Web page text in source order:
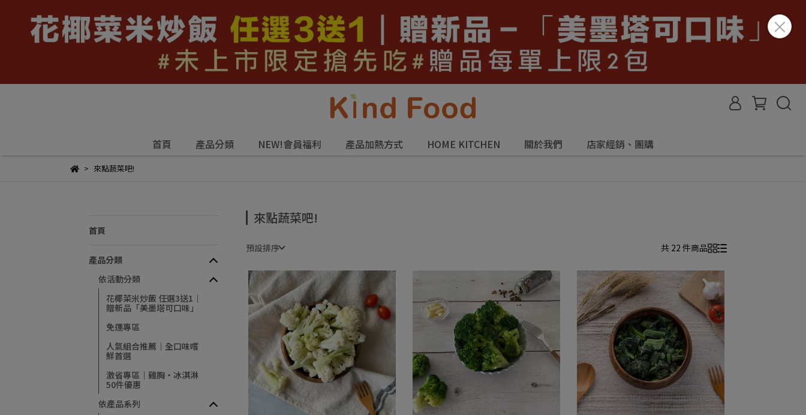
首頁 產品分類 NEW!會員福利 產品加熱方式 HOME KITCHEN 關於我們 店家經銷、團購
來點蔬菜吧!
首頁
產品分類
依活動分類
花椰菜米炒飯 任選3送1｜
贈新品「美墨塔可口味」
免運專區
人氣組合推薦｜全口味嚐
鮮首選
激省專區｜雞胸・冰淇淋
50件優惠
依產品系列
來點蔬菜吧!
預設排序 共 22 件商品